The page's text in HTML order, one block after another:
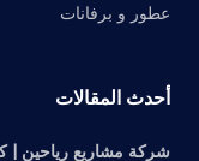
عطور و برفانات
أحدث المقالات
شركة مشاريع رياحين